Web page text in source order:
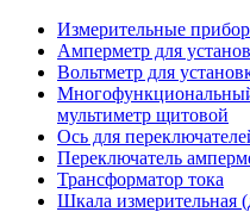
Измерительные
Амперметр для
Вольтметр для
мультиметр щитовой
Ось для
Переключатель
Трансформатор тока
Шкала измерительная